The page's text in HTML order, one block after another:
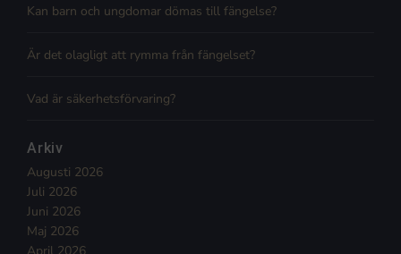
Kan barn och ungdomar dömas till fängelse?
Är det olagligt att rymma från fängelset?
Vad är säkerhetsförvaring?
Arkiv
Augusti 2026
Juli 2026
Juni 2026
Maj 2026